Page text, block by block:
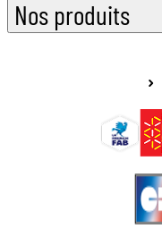
Nos produits